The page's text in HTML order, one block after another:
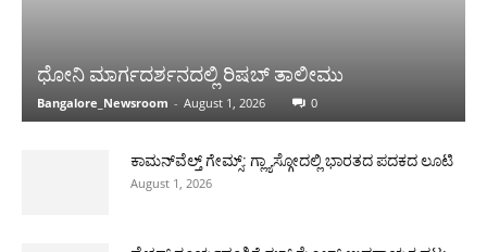
ಧೋನಿ ಮಾರ್ಗದರ್ಶನದಲ್ಲಿ ರಿಷಬ್ ತಾಲೀಮು
Bangalore_Newsroom - August 1, 2026 0
ಕಾಮನ್‌ವೆಲ್ತ್ ಗೇಮ್ಸ್: ಗ್ಲ್ಯಾಸ್ಗೋದಲ್ಲಿ ಭಾರತದ ಪದಕದ ಲೂಟಿ
August 1, 2026